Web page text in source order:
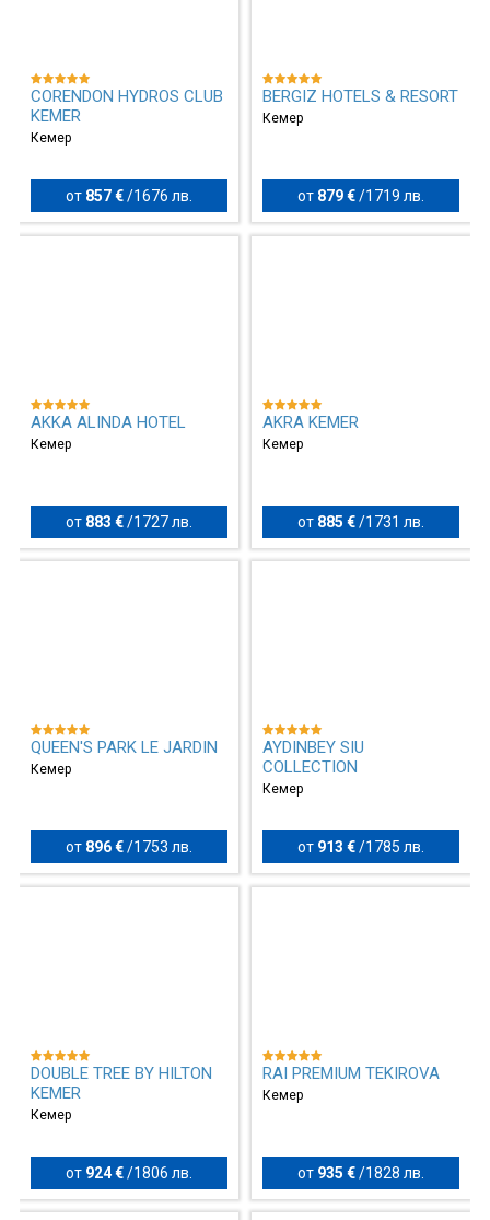
CORENDON HYDROS CLUB
KEMER
Кемер
от 857 € / 1676 лв.
BERGIZ HOTELS & RESORT
Кемер
от 879 €/ 1719 лв.
AKKA ALINDA HOTEL
Кемер
от 883 € / 1727 лв.
AKRA KEMER
Кемер
от 885 €/ 1731 лв.
QUEEN'S PARK LE JARDIN
Кемер
от 896 € / 1753 лв.
AYDINBEY SIU
COLLECTION
Кемер
от 913 €/ 1785 лв.
DOUBLE TREE BY HILTON
KEMER
Кемер
от 924 € / 1806 лв.
RAI PREMIUM TEKIROVA
Кемер
от 935 €/ 1828 лв.